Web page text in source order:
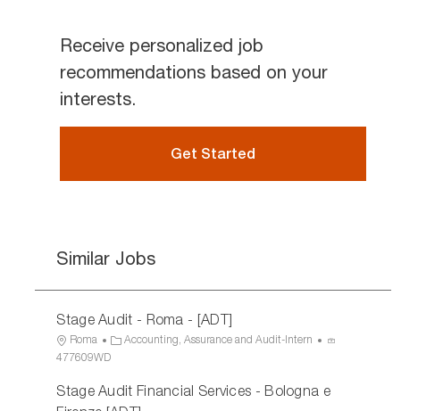
Receive personalized job
recommendations based on your
interests.
Get Started
Similar Jobs
Stage Audit - Roma - [ADT]
L
o
a
Roma
C
a
e
Accounting, Assurance and Audit-Intern
P
c
477609WD
Stage Audit Financial Services - Bologna e